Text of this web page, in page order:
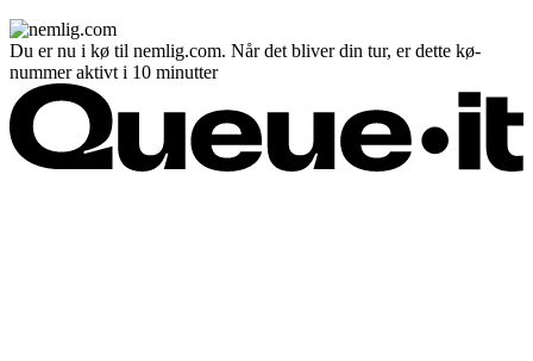
Du er nu i kø til nemlig.com. Når det bliver din tur, er dette kø-
nummer aktivt i 10 minutter